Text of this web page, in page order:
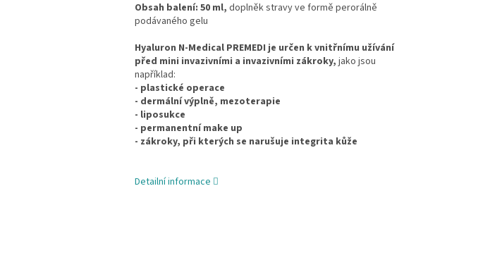
Obsah balení: 50 ml, doplněk stravy ve formě perorálně
podávaného gelu
Hyaluron N-Medical PREMEDIje určen k vnitřnímu užívání
před mini invazivními a invazivními zákroky, jako jsou
například:
- plastické operace
- dermální výplně, mezoterapie
- liposukce
- permanentní make up
- zákroky, při kterých se narušuje integrita kůže
Detailní informace